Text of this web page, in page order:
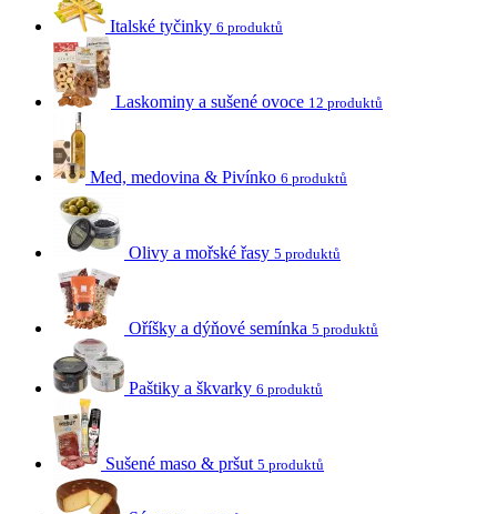
Italské tyčinky 6 produktů
Laskominy a sušené ovoce 12 produktů
Med, medovina & Pivínko 6 produktů
Olivy a mořské řasy 5 produktů
Oříšky a dýňové semínka 5 produktů
Paštiky a škvarky 6 produktů
Sušené maso & pršut 5 produktů